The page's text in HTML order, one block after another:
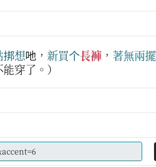
挷想吔， 新買个長褲 ， 著無兩擺
穿了。）